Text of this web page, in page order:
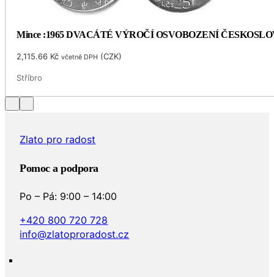
Mince :1965 DVACÁTÉ VÝROČÍ OSVOBOZENÍ
2,115.66 Kč včetně DPH (CZK)
Stříbro
Zlato pro radost
Pomoc a podpora
Po – Pá: 9:00 – 14:00
+420 800 720 728
info@zlatoproradost.cz